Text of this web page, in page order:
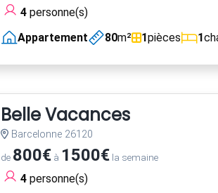
4personne(s)
Appartement
80m² 1pièces 1
Belle Vacances
Barcelonne 26120
de 800€à 1500€la semaine
4personne(s)